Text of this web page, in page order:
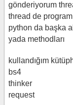
gönderiyorum
thread de
python da başka
yada methodları
kullandığım
bs4
thinker
request